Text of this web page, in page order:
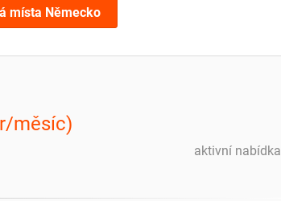
místa Německo
měsíc)
aktivní nabídka